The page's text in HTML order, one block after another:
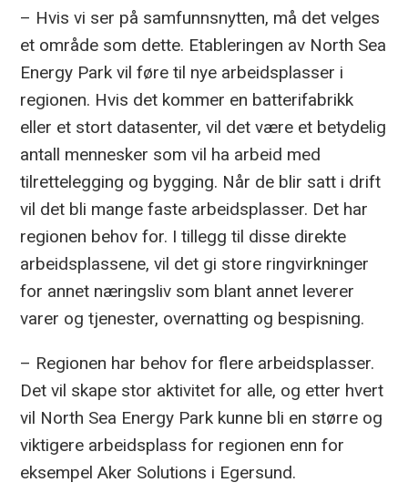
– Hvis vi ser på samfunnsnytten, må det velges
et område som dette. Etableringen av North Sea
Energy Park vil føre til nye arbeidsplasser i
regionen. Hvis det kommer en batterifabrikk
eller et stort datasenter, vil det være et betydelig
antall mennesker som vil ha arbeid med
tilrettelegging og bygging. Når de blir satt i drift
vil det bli mange faste arbeidsplasser. Det har
regionen behov for. I tillegg til disse direkte
arbeidsplassene, vil det gi store ringvirkninger
for annet næringsliv som blant annet leverer
varer og tjenester, overnatting og bespisning.
– Regionen har behov for flere arbeidsplasser.
Det vil skape stor aktivitet for alle, og etter hvert
vil North Sea Energy Park kunne bli en større og
viktigere arbeidsplass for regionen enn for
eksempel Aker Solutions i Egersund.